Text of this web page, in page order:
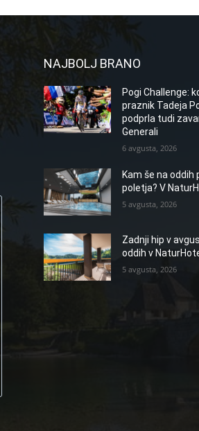
NAJBOLJ BRANO
Pogi Challenge:
praznik Tadeja
podprla tudi
Generali
6 avgusta, 2026
Kam še na oddih
poletja? V
5 avgusta, 2026
Zadnji hip v
oddih v
5 avgusta, 2026